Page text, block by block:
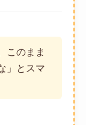
このまま
」とスマ